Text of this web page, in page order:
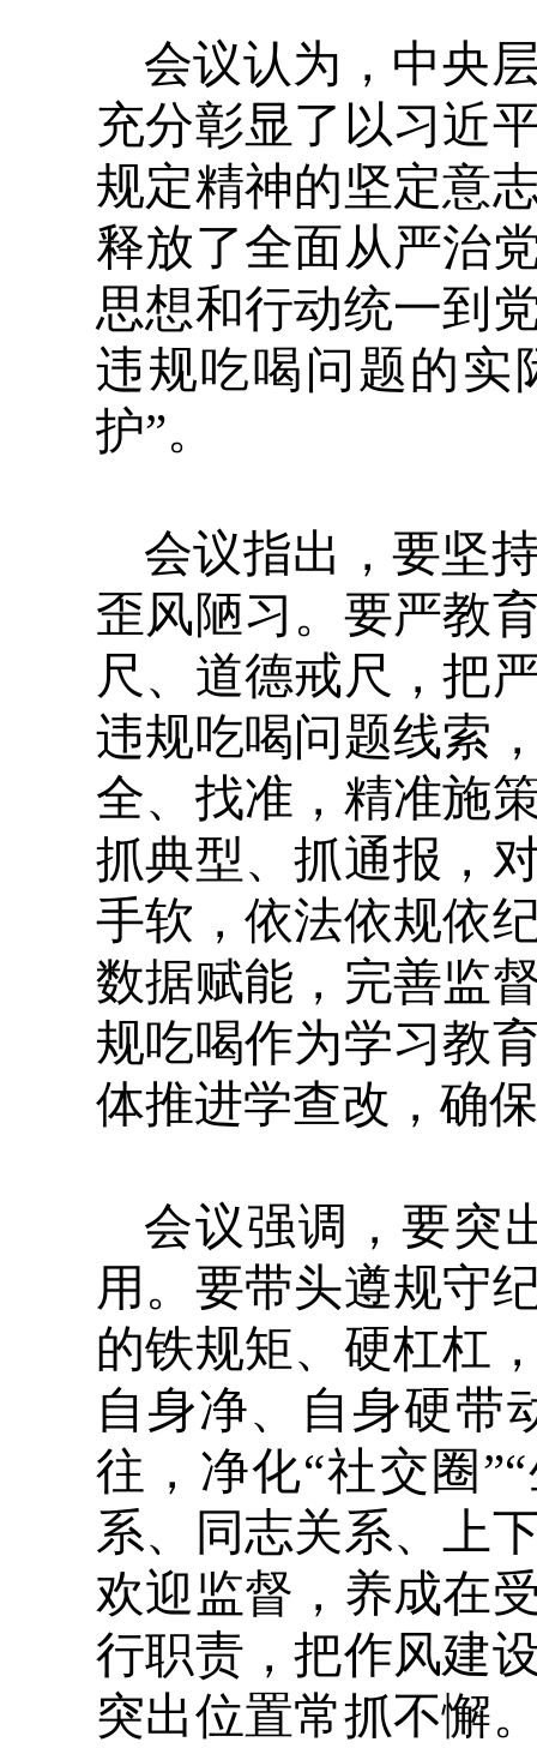
会议认为，中央
充分彰显了以习近
规定精神的坚定意
释放了全面从严治
思想和行动统一到
违规吃喝问题的实
护”。
会议指出，要坚
歪风陋习。要严教
尺、道德戒尺，把
违规吃喝问题线索
全、找准，精准施
抓典型、抓通报，
手软，依法依规依
数据赋能，完善监
规吃喝作为学习教
体推进学查改，确
会议强调，要突
用。要带头遵规守
的铁规矩、硬杠杠
自身净、自身硬带
往，净化“社交圈
系、同志关系、上
欢迎监督，养成在
行职责，把作风建
突出位置常抓不懈